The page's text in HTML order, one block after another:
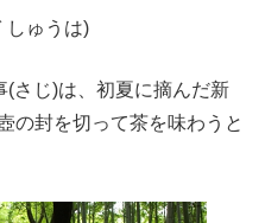
しゅうは)
(さじ)は、初夏に摘んだ新
の封を切って茶を味わうと